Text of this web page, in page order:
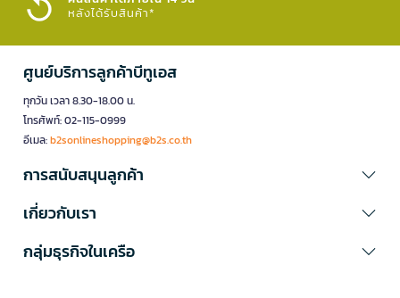
หลังได้รับสินค้า*
ศูนย์บริการลูกค้าบีทูเอส
ทุกวัน เวลา 8.30-18.00 น.
โทรศัพท์: 02-115-0999
อีเมล:b2sonlineshopping@b2s.co.th
การสนับสนุนลูกค้า
เกี่ยวกับเรา
กลุ่มธุรกิจในเครือ